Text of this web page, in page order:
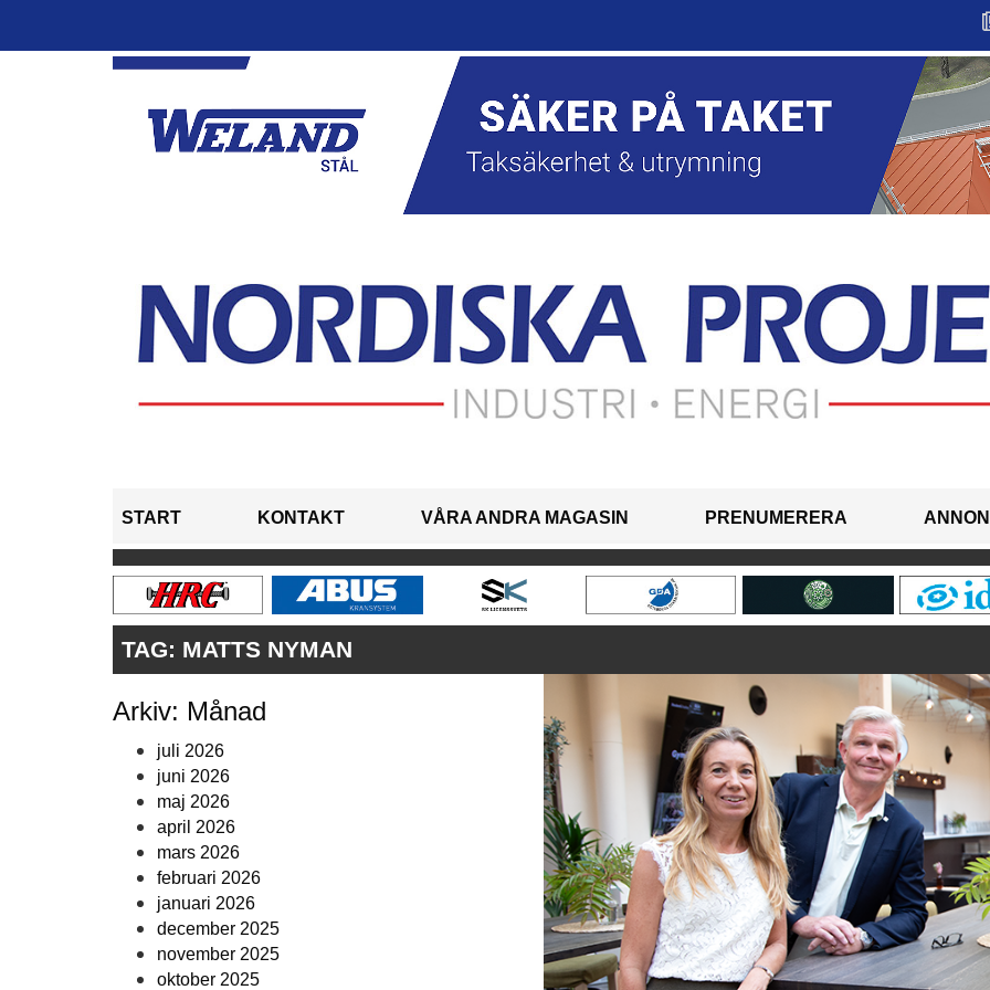
START KONTAKT VÅRA ANDRA MAGASIN PRENUMERERA
TAG: MATTS NYMAN
Arkiv: Månad
juli 2026
juni 2026
maj 2026
april 2026
mars 2026
februari 2026
januari 2026
december 2025
november 2025
oktober 2025